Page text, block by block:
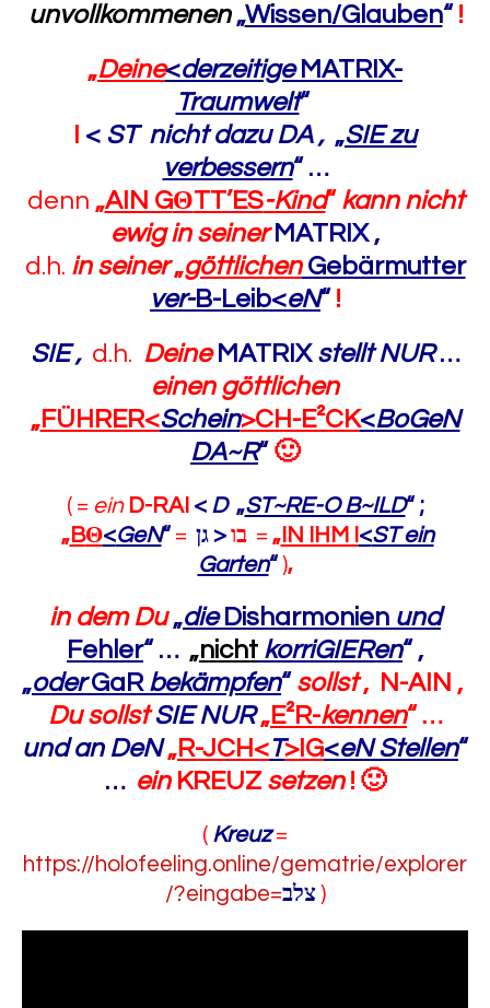
unvollkommenen „Wissen/Glauben“ !
„Deine<derzeitigeMATRIX-
Traumwelt“
< ST nicht dazu DA , „SIE zu
verbessern“ …
denn „AIN GΘTT’ES-Kind“ kann nicht
ewig in seiner MATRIX ,
d.h. in seiner„göttlichenGebärmutter
ver-B-Leib<eN“ !
SIE , d.h. Deine MATRIXstellt NUR…
einen göttlichen
„FÜHRER<Schein>CH-E²CK<BoGeN
DA~R“ 🙂
( = ein D-RAI < D „ST~RE-O B~ILD“ ;
„BΘ<GeN“ = בו< גן ‎ = „IN IHM I <ST ein
Garten“ ),
in dem Du „dieDisharmonien und
Fehler“ … „nicht korriGIERen“ ,
„oderGaR bekämpfen“ sollst, N-AIN ,
Du sollst SIE NUR „E²R-kennen“ …
und an DeN „R-JCH<T>IG<eN Stellen“
… einKREUZ setzen ! 🙂
( Kreuz =
https://holofeeling.online/gematrie/explorer
/?eingabe=צלב )